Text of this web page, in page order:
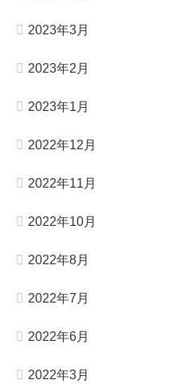
2023年3月
2023年2月
2023年1月
2022年12月
2022年11月
2022年10月
2022年8月
2022年7月
2022年6月
2022年3月